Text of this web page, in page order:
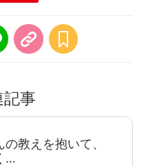
記事
教えを抱いて、
…